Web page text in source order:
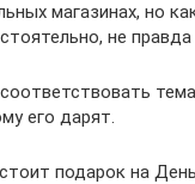
магазинах, но
не правда
его дарят.
подарок на